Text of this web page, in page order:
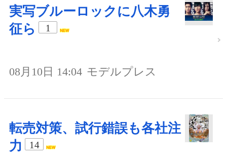
実写ブルーロックに八木勇
征ら
1
08月10日 14:04 モデルプレス
転売対策、試行錯誤も各社注
力
14